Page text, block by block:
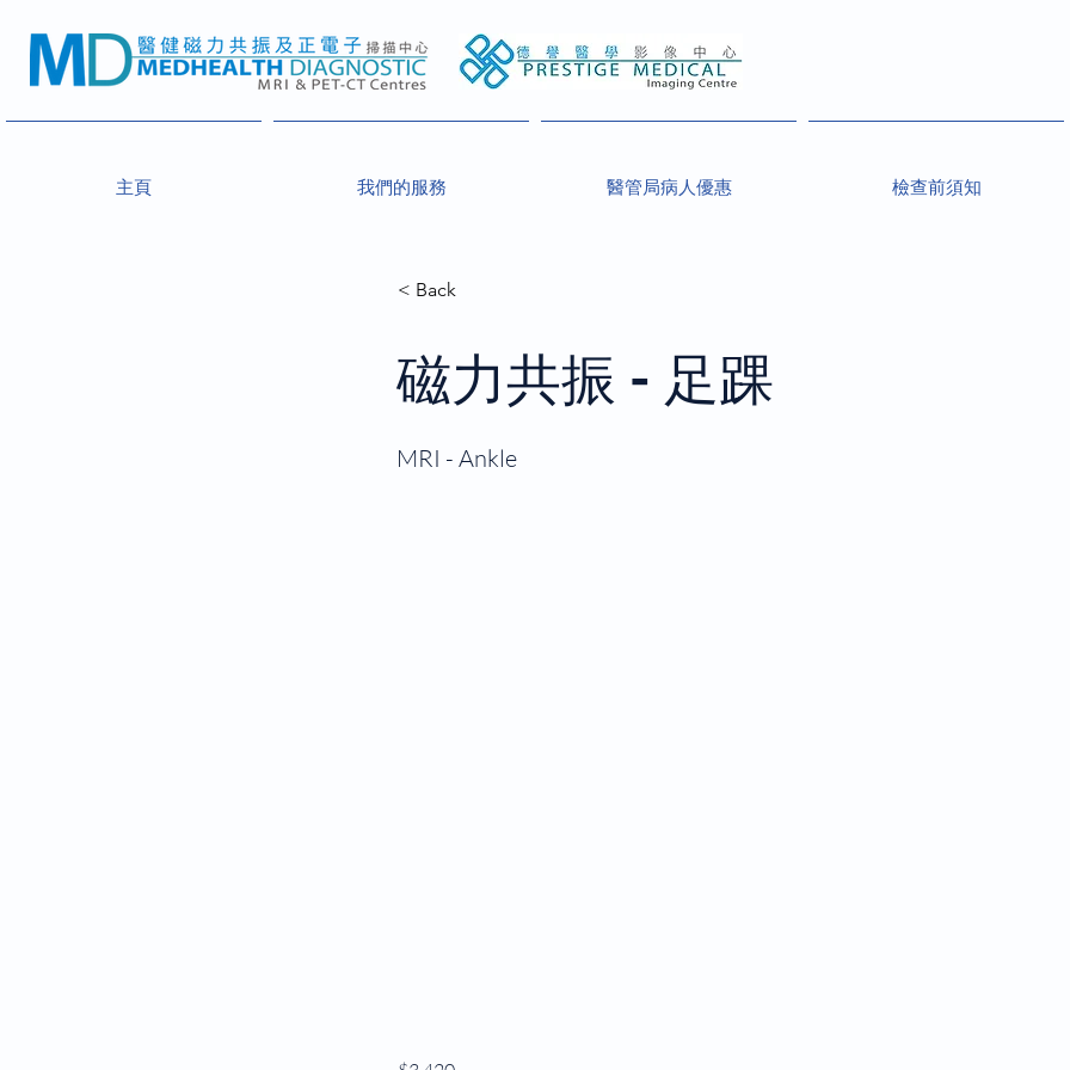
主頁 我們的服務 醫管局病人優惠 檢查前須知
< Back
磁力共振 - 足踝
MRI - Ankle